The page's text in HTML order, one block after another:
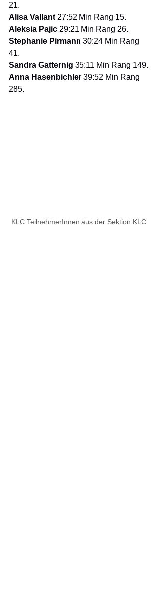
21.
Alisa Vallant 27:52 Min Rang 15.
Aleksia Pajic 29:21 Min Rang 26.
Stephanie Pirmann 30:24 Min Rang
41.
Sandra Gatternig 35:11 Min Rang 149.
Anna Hasenbichler 39:52 Min Rang
285.
KLC TeilnehmerInnen aus der Sektion KLC